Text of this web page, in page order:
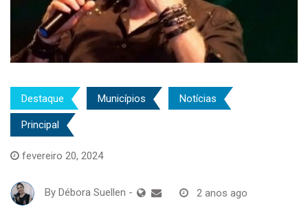
Destaque Municípios Notícias
Principal
fevereiro 20, 2024
By Débora Suellen - 2 anos ago